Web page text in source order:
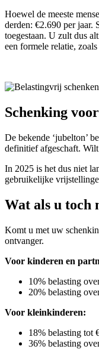
Hoewel de meeste
derden: €2.690 per jaar.
toegestaan. U zult dus
een formele relatie,
Schenking
De bekende ‘jubelton’
definitief afgeschaft.
In 2025 is het dus niet
gebruikelijke
Wat als u toch
Komt u met uw
ontvanger.
Voor kinderen en
10% belasting
20% belasting
Voor kleinkinderen:
18% belasting tot
36% belasting